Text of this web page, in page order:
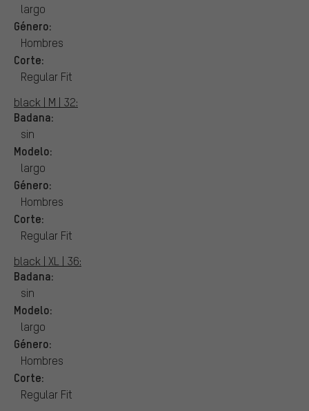
largo
Género:
Hombres
Corte:
Regular Fit
black | M | 32:
Badana:
sin
Modelo:
largo
Género:
Hombres
Corte:
Regular Fit
black | XL | 36:
Badana:
sin
Modelo:
largo
Género:
Hombres
Corte:
Regular Fit